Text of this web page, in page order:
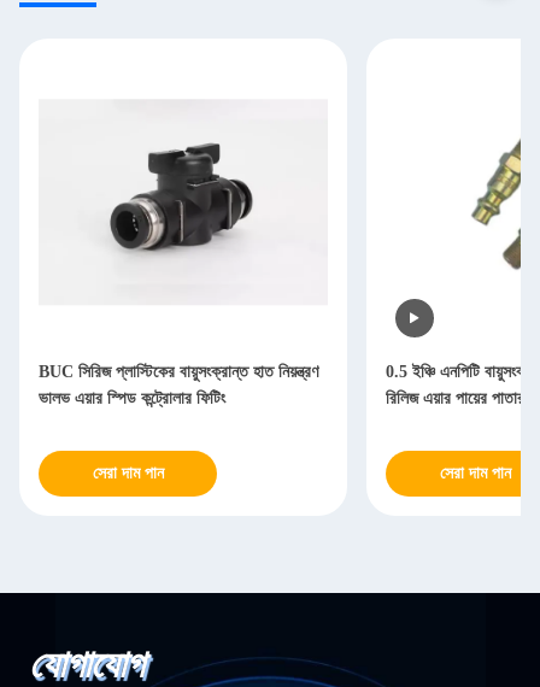
BUC সিরিজ প্লাস্টিকের বায়ুসংক্রান্ত হাত নিয়ন্ত্রণ
ভালভ এয়ার স্পিড কন্ট্রোলার ফিটিং
সেরা দাম পান
0.5 ইঞ্চি এনপিটি
রিলিজ এয়ার পায়ের পাতার
সেরা দাম পান
যোগাযোগ